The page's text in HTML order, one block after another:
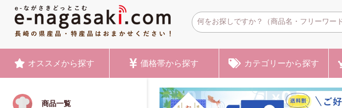
オススメ から探す 価格帯から探す カテゴリーから探す
商品一覧